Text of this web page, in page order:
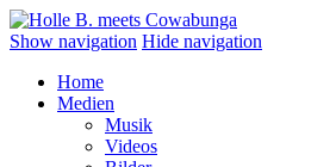
Show navigation Hide navigation
Home
Medien
Musik
Videos